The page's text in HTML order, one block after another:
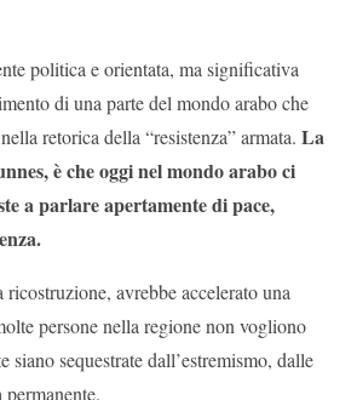
politica e orientata, ma significativa
di una parte del mondo arabo che
retorica della “resistenza” armata. La
è che oggi nel mondo arabo ci
a parlare apertamente di pace,
avrebbe accelerato una
persone nella regione non vogliono
siano sequestrate dall’estremismo, dalle